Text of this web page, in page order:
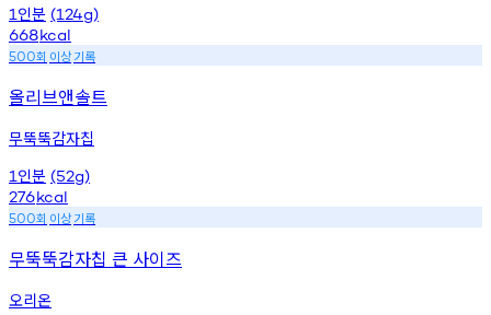
1 인분 (124g)
668kcal
500회 이상기록
올리브앤솔트
무뚝뚝감자칩
1 인분 (52g)
276kcal
500회 이상기록
무뚝뚝감자칩 큰 사이즈
오리온